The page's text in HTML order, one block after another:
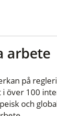
arbete
på
över 100
och